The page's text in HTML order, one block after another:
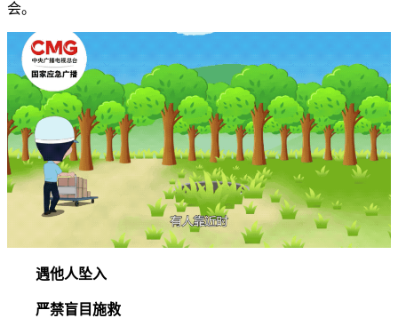
会。
遇他人坠入
严禁盲目施救